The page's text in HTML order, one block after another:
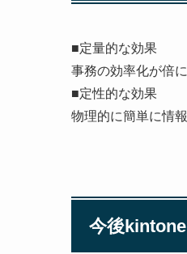
■定量的な効果
事務の効率化が倍
■定性的な効果
物理的に簡単に情
今後